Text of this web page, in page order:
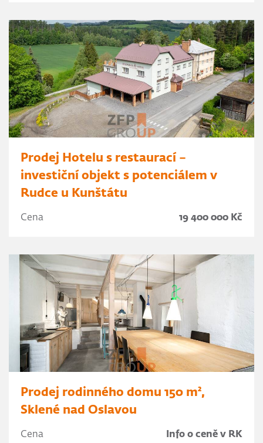
Prodej Hotelu s restaurací –
investiční objekt s potenciálem v
Rudce u Kunštátu
Cena 19 400 000 Kč
Prodej rodinného domu 150 m²,
Sklené nad Oslavou
Cena Info o ceně v RK